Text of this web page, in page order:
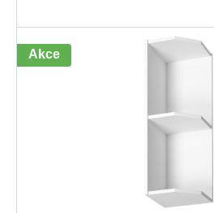
Akce